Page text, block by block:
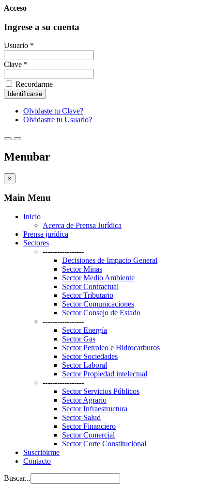
Acceso
Ingrese a su cuenta
Usuario *
Clave *
Recordarme
Olvidaste tu Clave?
Olvidastre tu Usuario?
Menubar
×
Main Menu
Inicio
Acerca de Prensa Jurídica
Prensa jurídica
Sectores
-----------------
Decisiones de Impacto General
Sector Minas
Sector Medio Ambiente
Sector Contractual
Sector Tributario
Sector Comunicaciones
Sector Consejo de Estado
-----------------
Sector Energía
Sector Gas
Sector Petroleo e Hidrocarburos
Sector Sociedades
Sector Laboral
Sector Propiedad intelectual
-----------------
Sector Servicios Públicos
Sector Agrario
Sector Infraestructura
Sector Salud
Sector Financiero
Sector Comercial
Sector Corte Constitucional
Suscribirme
Contacto
Buscar...